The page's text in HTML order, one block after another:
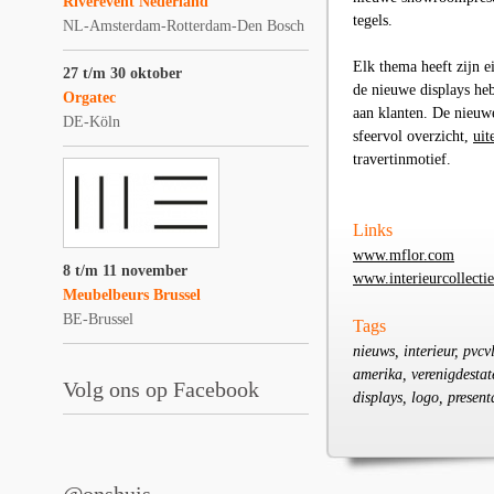
NL-Amsterdam-Rotterdam-Den Bosch
27 t/m 30 oktober
Orgatec
DE-Köln
8 t/m 11 november
Meubelbeurs Brussel
BE-Brussel
Volg ons op Facebook
tegels.
Elk thema heeft zijn
de nieuwe displays
aan klanten. De
sfeervol overzicht,
travertinmotief.
Links
www.mflor.com
Tags
nieuws, interieur,
amerika,
displays, logo,